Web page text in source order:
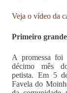
Veja o vídeo da
Primeiro
A promessa
décimo mês
petista. Em 5
Favela do